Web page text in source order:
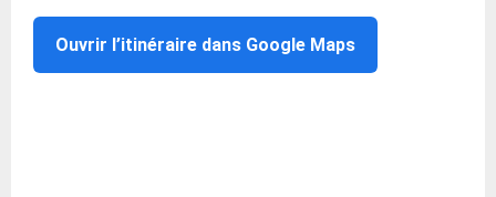
Ouvrir l’itinéraire dans Google Maps